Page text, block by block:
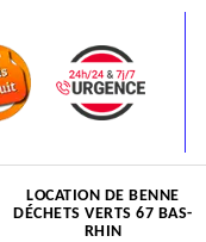
LOCATION DE BENNE
DÉCHETS VERTS 67 BAS-
RHIN